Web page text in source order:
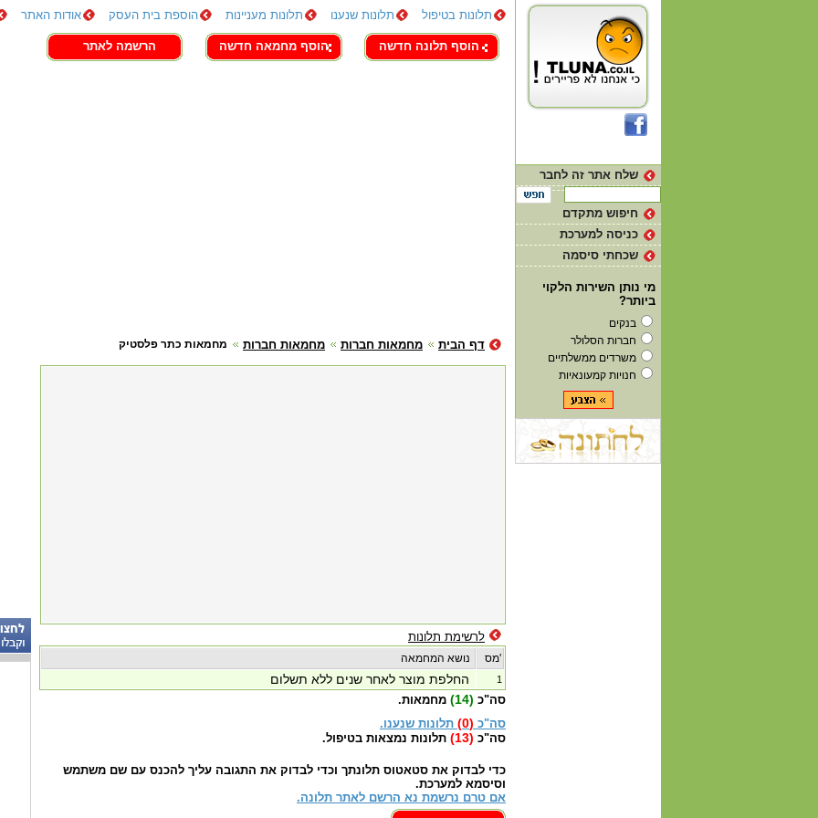
תלונות בטיפול תלונות שנענו תלונות מעניינות הוספת בית העסק אודות האתר
צור קשר
הוסף תלונה חדשה הוסף מחמאה חדשה הרשמה לאתר
מחמאות כתר פלסטיק מחמאות חברות מחמאות חברות דף הבית
לרשימת תלונות
מס'
החלפת מוצר לאחר שנים ללא תשלום 1
סה"כ (14)
מחמאות.
סה"כ (0)
תלונות שנענו.
סה"כ (13) תלונות נמצאות בטיפול.
כדי לבדוק את סטאטוס תלונתך וכדי לבדוק את התגובה עליך להכנס עם שם משתמש
וסיסמא למערכת.
אם טרם נרשמת נא הרשם לאתר תלונה.
שלח אתר זה לחבר
חיפוש מתקדם
כניסה למערכת
שכחתי סיסמה
מי נותן השירות הלקוי
ביותר?
בנקים
חברות הסלולר
משרדים ממשלתיים
חנויות קמעונאיות